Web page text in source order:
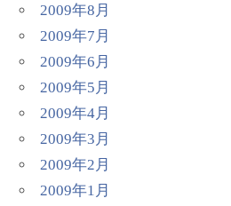
2009年8月
2009年7月
2009年6月
2009年5月
2009年4月
2009年3月
2009年2月
2009年1月